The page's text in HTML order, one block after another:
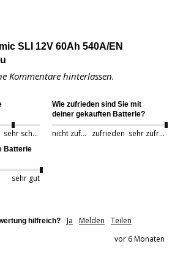
SLI 12V 60Ah 540A/EN
Kommentare hinterlassen.
sehr schnell
Wie zufrieden sind Sie mit
deiner gekauften Batterie?
nicht zufrieden zufrieden sehr zufrieden
Batterie
sehr gut
hilfreich? Ja Melden
Teilen
vor 6 Monaten